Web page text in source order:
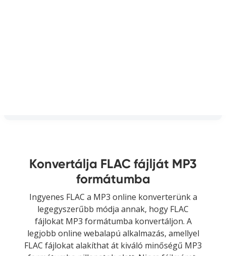
Konvertálja FLAC fájlját MP3
formátumba
Ingyenes FLAC a MP3 online konverterünk a
legegyszerűbb módja annak, hogy FLAC
fájlokat MP3 formátumba konvertáljon. A
legjobb online webalapú alkalmazás, amellyel
FLAC fájlokat alakíthat át kiváló minőségű MP3